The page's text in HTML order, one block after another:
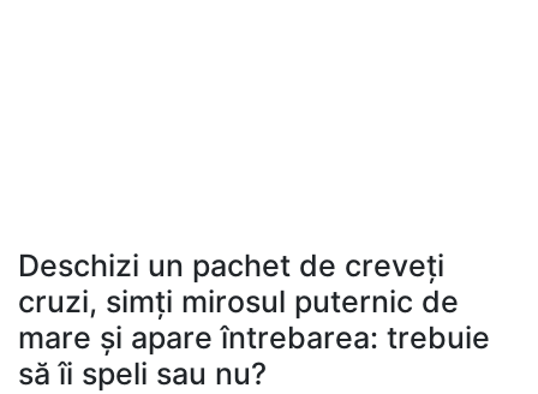
Deschizi un pachet de creveți
cruzi, simți mirosul puternic de
mare și apare întrebarea: trebuie
să îi speli sau nu?